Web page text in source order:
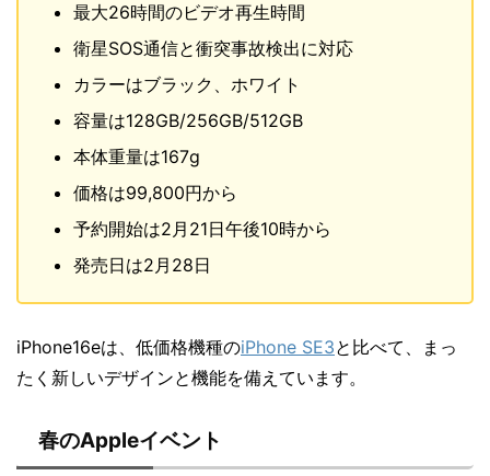
最大26時間のビデオ再生時間
衛星SOS通信と衝突事故検出に対応
カラーはブラック、ホワイト
容量は128GB/256GB/512GB
本体重量は167g
価格は99,800円から
予約開始は2月21日午後10時から
発売日は2月28日
iPhone16eは、低価格機種のiPhone SE3と比べて、まっ
たく新しいデザインと機能を備えています。
春のAppleイベント